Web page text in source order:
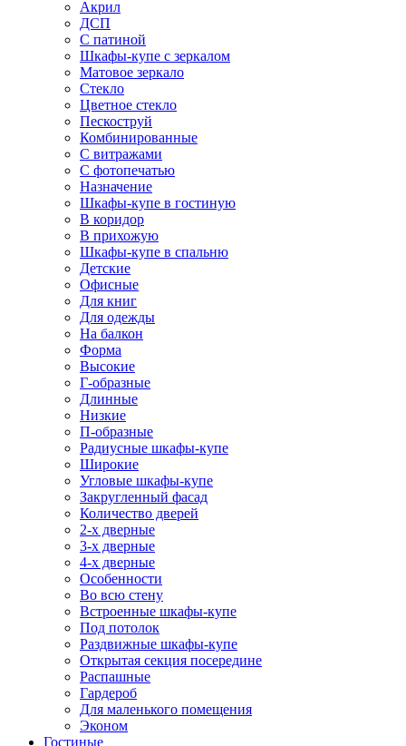
Акрил
ДСП
С патиной
Шкафы-купе с зеркалом
Матовое зеркало
Стекло
Цветное стекло
Пескоструй
Комбинированные
С витражами
С фотопечатью
Назначение
Шкафы-купе в гостиную
В коридор
В прихожую
Шкафы-купе в спальню
Детские
Офисные
Для книг
Для одежды
На балкон
Форма
Высокие
Г-образные
Длинные
Низкие
П-образные
Радиусные шкафы-купе
Широкие
Угловые шкафы-купе
Закругленный фасад
Количество дверей
2-х дверные
3-х дверные
4-х дверные
Особенности
Во всю стену
Встроенные шкафы-купе
Под потолок
Раздвижные шкафы-купе
Открытая секция посередине
Распашные
Гардероб
Для маленького помещения
Эконом
Гостиные